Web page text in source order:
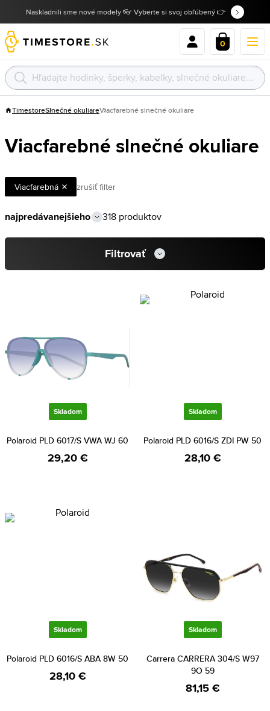
Naskladnili sme nové modely 👓 Vyberte si svoj obľúbený 👉
0
TimestoreSlnečné okuliareViacfarebné slnečné okuliare
Viacfarebné slnečné okuliare
Viacfarebná zrušiť filter
318 produktov
Filtrovať
Skladom
Polaroid PLD 6017/S VWA WJ 60
29,20 €
Skladom
Polaroid PLD 6016/S ZDI PW 50
28,10 €
Skladom
Polaroid PLD 6016/S ABA 8W 50
28,10 €
Skladom
Carrera CARRERA 304/S W97
9O 59
81,15 €